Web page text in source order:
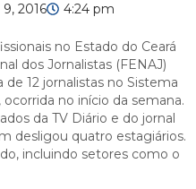
2016 4:24 pm
no Estado do Ceará
dos Jornalistas (FENAJ)
12 jornalistas no Sistema
no início da semana.
da TV Diário e do jornal
desligou quatro estagiários.
incluindo setores como o